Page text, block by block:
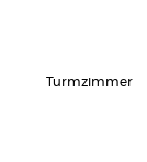
Turmzimmer